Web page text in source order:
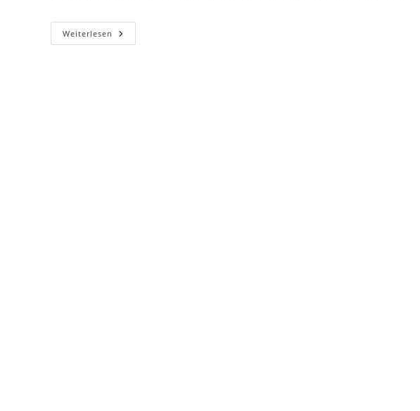
Weiterlesen Hallo
Welt!